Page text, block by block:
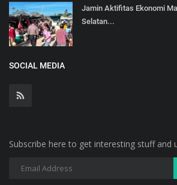
Jamin Aktifitas Ekonomi
Selatan...
SOCIAL MEDIA
Subscribe here to get interesting stuff and